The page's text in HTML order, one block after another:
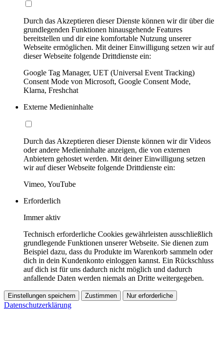
Durch das Akzeptieren dieser Dienste können wir dir über die
grundlegenden Funktionen hinausgehende Features
bereitstellen und dir eine komfortable Nutzung unserer
Webseite ermöglichen. Mit deiner Einwilligung setzen wir auf
dieser Webseite folgende Drittdienste ein:
Google Tag Manager, UET (Universal Event Tracking)
Consent Mode von Microsoft, Google Consent Mode,
Klarna, Freshchat
Externe Medieninhalte
Durch das Akzeptieren dieser Dienste können wir dir Videos
oder andere Medieninhalte anzeigen, die von externen
Anbietern gehostet werden. Mit deiner Einwilligung setzen
wir auf dieser Webseite folgende Drittdienste ein:
Vimeo, YouTube
Erforderlich
Immer aktiv
Technisch erforderliche Cookies gewährleisten ausschließlich
grundlegende Funktionen unserer Webseite. Sie dienen zum
Beispiel dazu, dass du Produkte im Warenkorb sammeln oder
dich in dein Kundenkonto einloggen kannst. Ein Rückschluss
auf dich ist für uns dadurch nicht möglich und dadurch
anfallende Daten werden niemals an Dritte weitergegeben.
Einstellungen speichern Zustimmen Nur erforderliche
Datenschutzerklärung